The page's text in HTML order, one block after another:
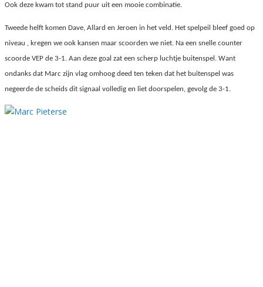
Ook deze kwam tot stand puur uit een mooie combinatie.
Tweede helft komen Dave, Allard en Jeroen in het veld. Het spelpeil bleef goed op
niveau , kregen we ook kansen maar scoorden we niet. Na een snelle counter
scoorde VEP de 3-1. Aan deze goal zat een scherp luchtje buitenspel. Want
ondanks dat Marc zijn vlag omhoog deed ten teken dat het buitenspel was
negeerde de scheids dit signaal volledig en liet doorspelen, gevolg de 3-1.